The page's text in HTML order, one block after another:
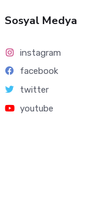
Sosyal Medya
instagram
facebook
twitter
youtube